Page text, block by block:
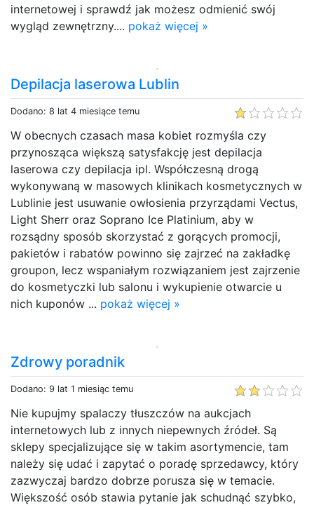
internetowej i sprawdź jak możesz odmienić swój
wygląd zewnętrzny.... pokaż więcej »
Depilacja laserowa Lublin
Dodano: 8 lat 4 miesiące temu
W obecnych czasach masa kobiet rozmyśla czy
przynosząca większą satysfakcję jest depilacja
laserowa czy depilacja ipl. Współczesną drogą
wykonywaną w masowych klinikach kosmetycznych w
Lublinie jest usuwanie owłosienia przyrządami Vectus,
Light Sherr oraz Soprano Ice Platinium, aby w
rozsądny sposób skorzystać z gorących promocji,
pakietów i rabatów powinno się zajrzeć na zakładkę
groupon, lecz wspaniałym rozwiązaniem jest zajrzenie
do kosmetyczki lub salonu i wykupienie otwarcie u
nich kuponów ... pokaż więcej »
Zdrowy poradnik
Dodano: 9 lat 1 miesiąc temu
Nie kupujmy spalaczy tłuszczów na aukcjach
internetowych lub z innych niepewnych źródeł. Są
sklepy specjalizujące się w takim asortymencie, tam
należy się udać i zapytać o poradę sprzedawcy, który
zazwyczaj bardzo dobrze porusza się w temacie.
Większość osób stawia pytanie jak schudnąć szybko,